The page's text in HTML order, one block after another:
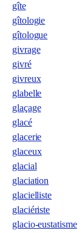
gîte
gîtologie
gîtologue
givrage
givré
givreux
glabelle
glaçage
glacé
glacerie
glaceux
glacial
glaciation
glacielliste
glaciériste
glacio-eustatisme